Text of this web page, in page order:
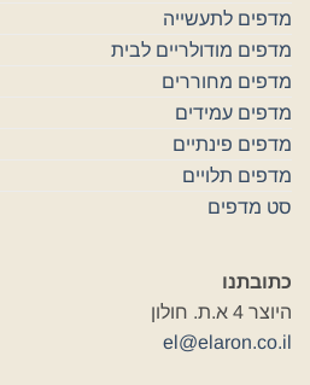
מדפים לתעשייה
מדפים מודולריים לבית
מדפים מחוררים
מדפים עמידים
מדפים פינתיים
מדפים תלויים
סט מדפים
כתובתנו
היוצר 4 א.ת. חולון
el@elaron.co.il